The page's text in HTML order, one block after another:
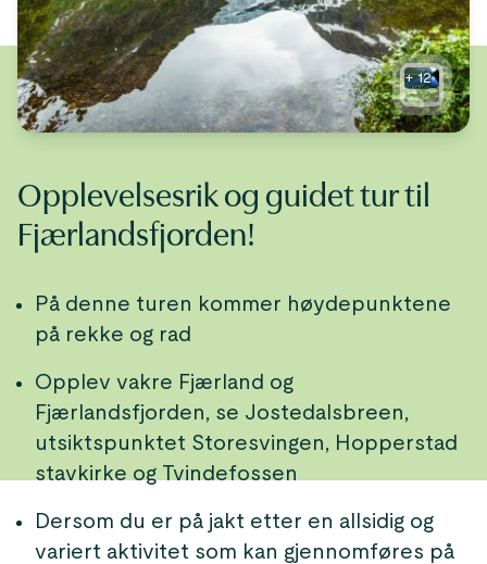
+12
Opplevelsesrik og guidet tur til
Fjærlandsfjorden!
På denne turen kommer høydepunktene
på rekke og rad
Opplev vakre Fjærland og
Fjærlandsfjorden, se Jostedalsbreen,
utsiktspunktet Storesvingen, Hopperstad
stavkirke og Tvindefossen
Dersom du er på jakt etter en allsidig og
variert aktivitet som kan gjennomføres på